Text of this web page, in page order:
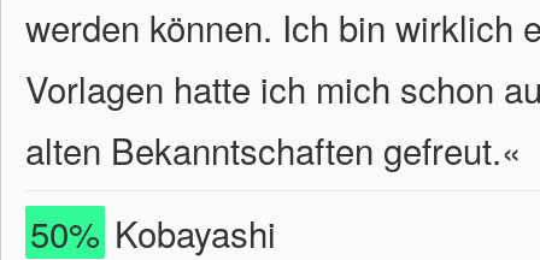
werden können. Ich bin wirklich
Vorlagen hatte ich mich schon
alten Bekanntschaften gefreut.«
50% Kobayashi